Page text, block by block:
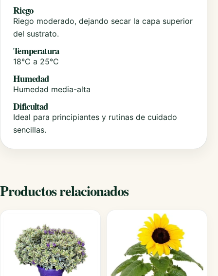
Riego
Riego moderado, dejando secar la capa superior
del sustrato.
Temperatura
18°C a 25°C
Humedad
Humedad media-alta
Dificultad
Ideal para principiantes y rutinas de cuidado
sencillas.
Productos relacionados